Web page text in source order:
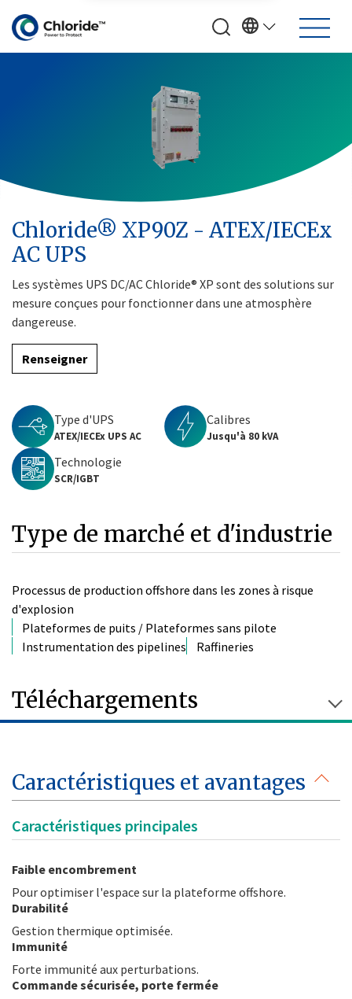
Chloride® XP90Z - ATEX/IECEx
AC UPS
Les systèmes UPS DC/AC Chloride® XP sont des solutions sur
mesure conçues pour fonctionner dans une atmosphère
dangereuse.
Renseigner
Type d'UPS
ATEX/IECEx UPS AC
Calibres
Jusqu'à 80 kVA
Technologie
SCR/IGBT
Type de marché et d'industrie
Processus de production offshore dans les zones à risque
d'explosion
Plateformes de puits / Plateformes sans pilote
Instrumentation des pipelines
Raffineries
Téléchargements
Caractéristiques et avantages
Caractéristiques principales
Faible encombrement
Pour optimiser l'espace sur la plateforme offshore.
Durabilité
Gestion thermique optimisée.
Immunité
Forte immunité aux perturbations.
Commande sécurisée, porte fermée